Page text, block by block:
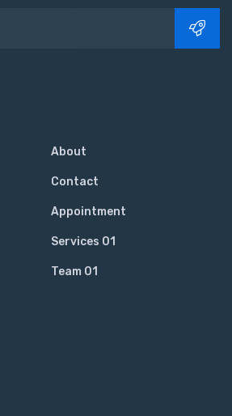
About
Contact
Appointment
Services 01
Team 01